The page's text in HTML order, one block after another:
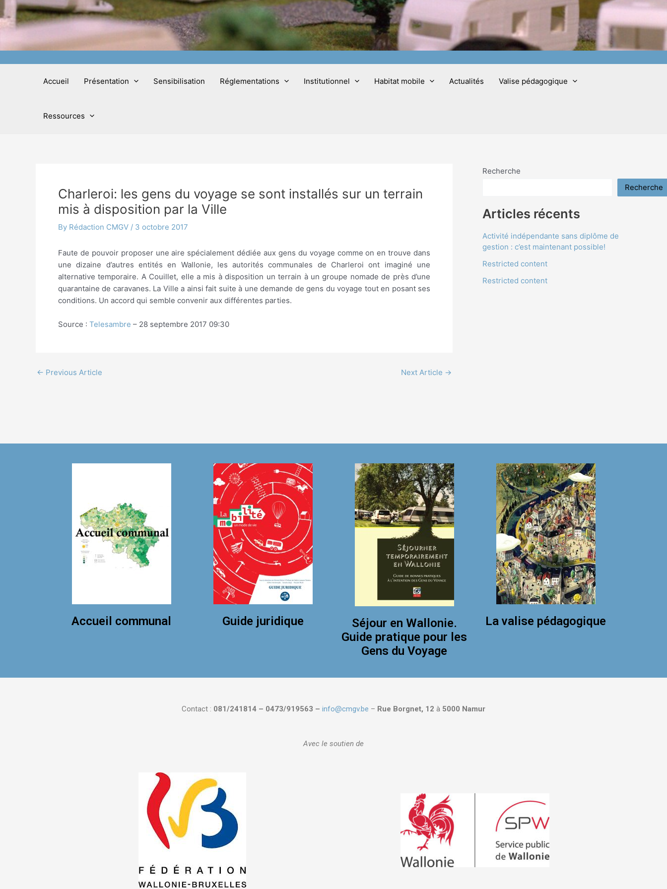
Accueil Présentation Sensibilisation Réglementations Institutionnel Habitat mobile Actualités Valise pédagogique
Ressources
Charleroi: les gens du voyage se sont installés sur un terrain
mis à disposition par la Ville
By Rédaction CMGV / 3 octobre 2017
Faute de pouvoir proposer une aire spécialement dédiée aux gens du voyage comme on en trouve dans
une dizaine d’autres entités en Wallonie, les autorités communales de Charleroi ont imaginé une
alternative temporaire. A Couillet, elle a mis à disposition un terrain à un groupe nomade de près d’une
quarantaine de caravanes. La Ville a ainsi fait suite à une demande de gens du voyage tout en posant ses
conditions. Un accord qui semble convenir aux différentes parties.
Source : Telesambre – 28 septembre 2017 09:30
← Previous Article Next Article →
Recherche
Recherche
Articles récents
Activité indépendante sans diplôme de
gestion : c’est maintenant possible!
Restricted content
Restricted content
Accueil communal Guide juridique
Séjour en Wallonie.
Guide pratique pour les
Gens du Voyage
La valise pédagogique
Contact : 081/241814 – 0473/919563 – info@cmgv.be – Rue Borgnet, 12 à 5000 Namur
Avec le soutien de